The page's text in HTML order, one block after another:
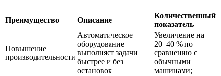
Преимущество Описание
Количественный
показатель
Повышение
производительности
Автоматическое
оборудование
выполняет задачи
быстрее и без
остановок
Увеличение на
20–40 % по
сравнению с
обычными
машинами;